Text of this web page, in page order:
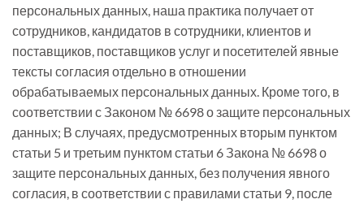
персональных данных, наша практика получает от
сотрудников, кандидатов в сотрудники, клиентов и
поставщиков, поставщиков услуг и посетителей явные
тексты согласия отдельно в отношении
обрабатываемых персональных данных. Кроме того, в
соответствии с Законом № 6698 о защите персональных
данных; В случаях, предусмотренных вторым пунктом
статьи 5 и третьим пунктом статьи 6 Закона № 6698 о
защите персональных данных, без получения явного
согласия, в соответствии с правилами статьи 9, после